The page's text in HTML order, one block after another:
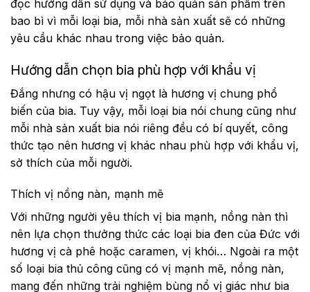
đọc hướng dẫn sử dụng và bảo quản sản phẩm trên
bao bì vì mỗi loại bia, mỗi nhà sản xuất sẽ có những
yêu cầu khác nhau trong việc bảo quản.
Hướng dẫn chọn bia phù hợp với khẩu vị
Đắng nhưng có hậu vị ngọt là hương vị chung phổ
biến của bia. Tuy vậy, mỗi loại bia nói chung cũng như
mỗi nhà sản xuất bia nói riêng đều có bí quyết, công
thức tạo nên hương vị khác nhau phù hợp với khẩu vị,
sở thích của mỗi người.
Thích vị nồng nàn, mạnh mẽ
Với những người yêu thích vị bia mạnh, nồng nàn thì
nên lựa chọn thưởng thức các loại bia đen của Đức với
hương vị cà phê hoặc caramen, vị khói… Ngoài ra một
số loại bia thủ công cũng có vị mạnh mẽ, nồng nàn,
mang đến những trải nghiệm bùng nổ vị giác như bia